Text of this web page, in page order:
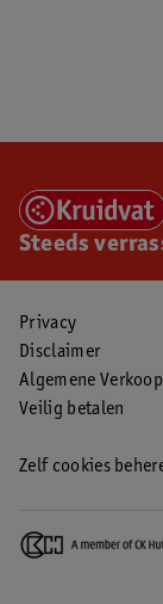
Steeds
Privacy
Disclaimer
Algemene
Veilig betalen
Zelf cookies